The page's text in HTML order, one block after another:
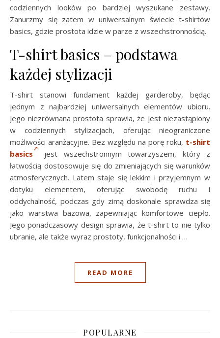
codziennych looków po bardziej wyszukane zestawy.
Zanurzmy się zatem w uniwersalnym świecie t-shirtów
basics, gdzie prostota idzie w parze z wszechstronnością.
T-shirt basics – podstawa
każdej stylizacji
T-shirt stanowi fundament każdej garderoby, będąc
jednym z najbardziej uniwersalnych elementów ubioru.
Jego niezrównana prostota sprawia, że jest niezastąpiony
w codziennych stylizacjach, oferując nieograniczone
możliwości aranżacyjne. Bez względu na porę roku, t-shirt
basics
jest wszechstronnym towarzyszem, który z
łatwością dostosowuje się do zmieniających się warunków
atmosferycznych. Latem staje się lekkim i przyjemnym w
dotyku elementem, oferując swobodę ruchu i
oddychalność, podczas gdy zimą doskonale sprawdza się
jako warstwa bazowa, zapewniając komfortowe ciepło.
Jego ponadczasowy design sprawia, że t-shirt to nie tylko
ubranie, ale także wyraz prostoty, funkcjonalności i …
READ MORE
POPULARNE